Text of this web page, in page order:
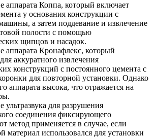
аппарата Коппа, который включает
у основания конструкции с
а затем поддевание и извлечение
полости с помощью
щипцов и насадок.
аппарата Кронафлекс, который
аккуратного извлечения
конструкций с постоянного цемента с
для повторной установки. Однако
аппарата высока, что отражается на
ультразвука для разрушения
соединения фиксирующего
метод применяется в случае, если
материал использовался для установки